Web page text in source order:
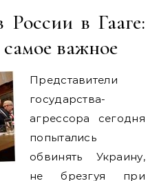
в Гааге:
важное
Представители
государства-
агрессора сегодня
попытались
обвинять Украину,
не брезгуя при